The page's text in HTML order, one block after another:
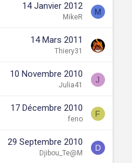
14 Janvier 2012
MikeR
M
14 Mars 2011
Thiery31
10 Novembre 2010
Julia41
J
17 Décembre 2010
feno
F
29 Septembre 2010
Djibou_Te@M
D